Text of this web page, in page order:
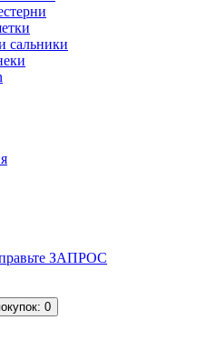
сальники
ЗАПРОС
: 0